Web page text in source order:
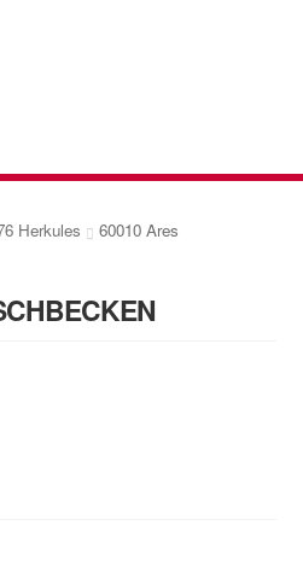
Herkules
60010 Ares